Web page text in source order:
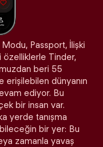
Passport, İlişki
Tinder,
beri 55
erişilebilen dünyanın
ediyor. Bu
bir insan var.
yerde tanışma
bir yer: Bu
zamanla yavaş